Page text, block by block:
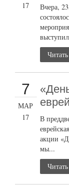
17
Вчера,
7
МАР
17
В
акции
мы...